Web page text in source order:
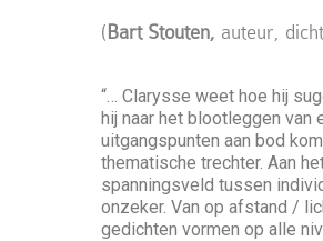
( Bart Stouten, auteur,
“… Clarysse weet hoe hij
hij naar het blootleggen van
uitgangspunten aan bod
thematische trechter. Aan
spanningsveld tussen
onzeker. Van op afstand /
gedichten vormen op alle